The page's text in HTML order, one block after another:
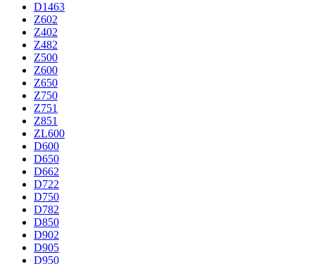
D1463
Z602
Z402
Z482
Z500
Z600
Z650
Z750
Z751
Z851
ZL600
D600
D650
D662
D722
D750
D782
D850
D902
D905
D950